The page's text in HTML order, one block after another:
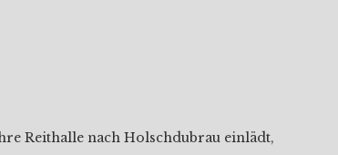
Reithalle nach Holschdubrau einlädt,